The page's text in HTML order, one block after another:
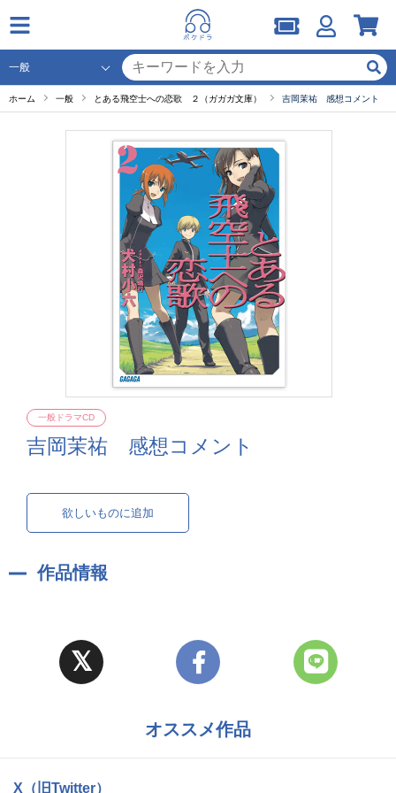
ホーム 一般 とある飛空士への恋歌 ２（ガガガ文庫） 吉岡茉祐 感想コメント
吉岡茉祐 感想コメント
一般ドラマCD
欲しいものに追加
作品情報
オススメ作品
X（旧Twitter）